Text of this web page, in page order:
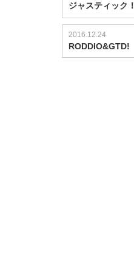
ジャスティック！
2016.12.24
RODDIO&GTD!